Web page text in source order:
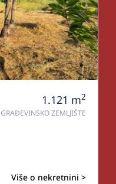
1.121 m2
GRAĐEVINSKO ZEMLJIŠTE
Više o nekretnini >